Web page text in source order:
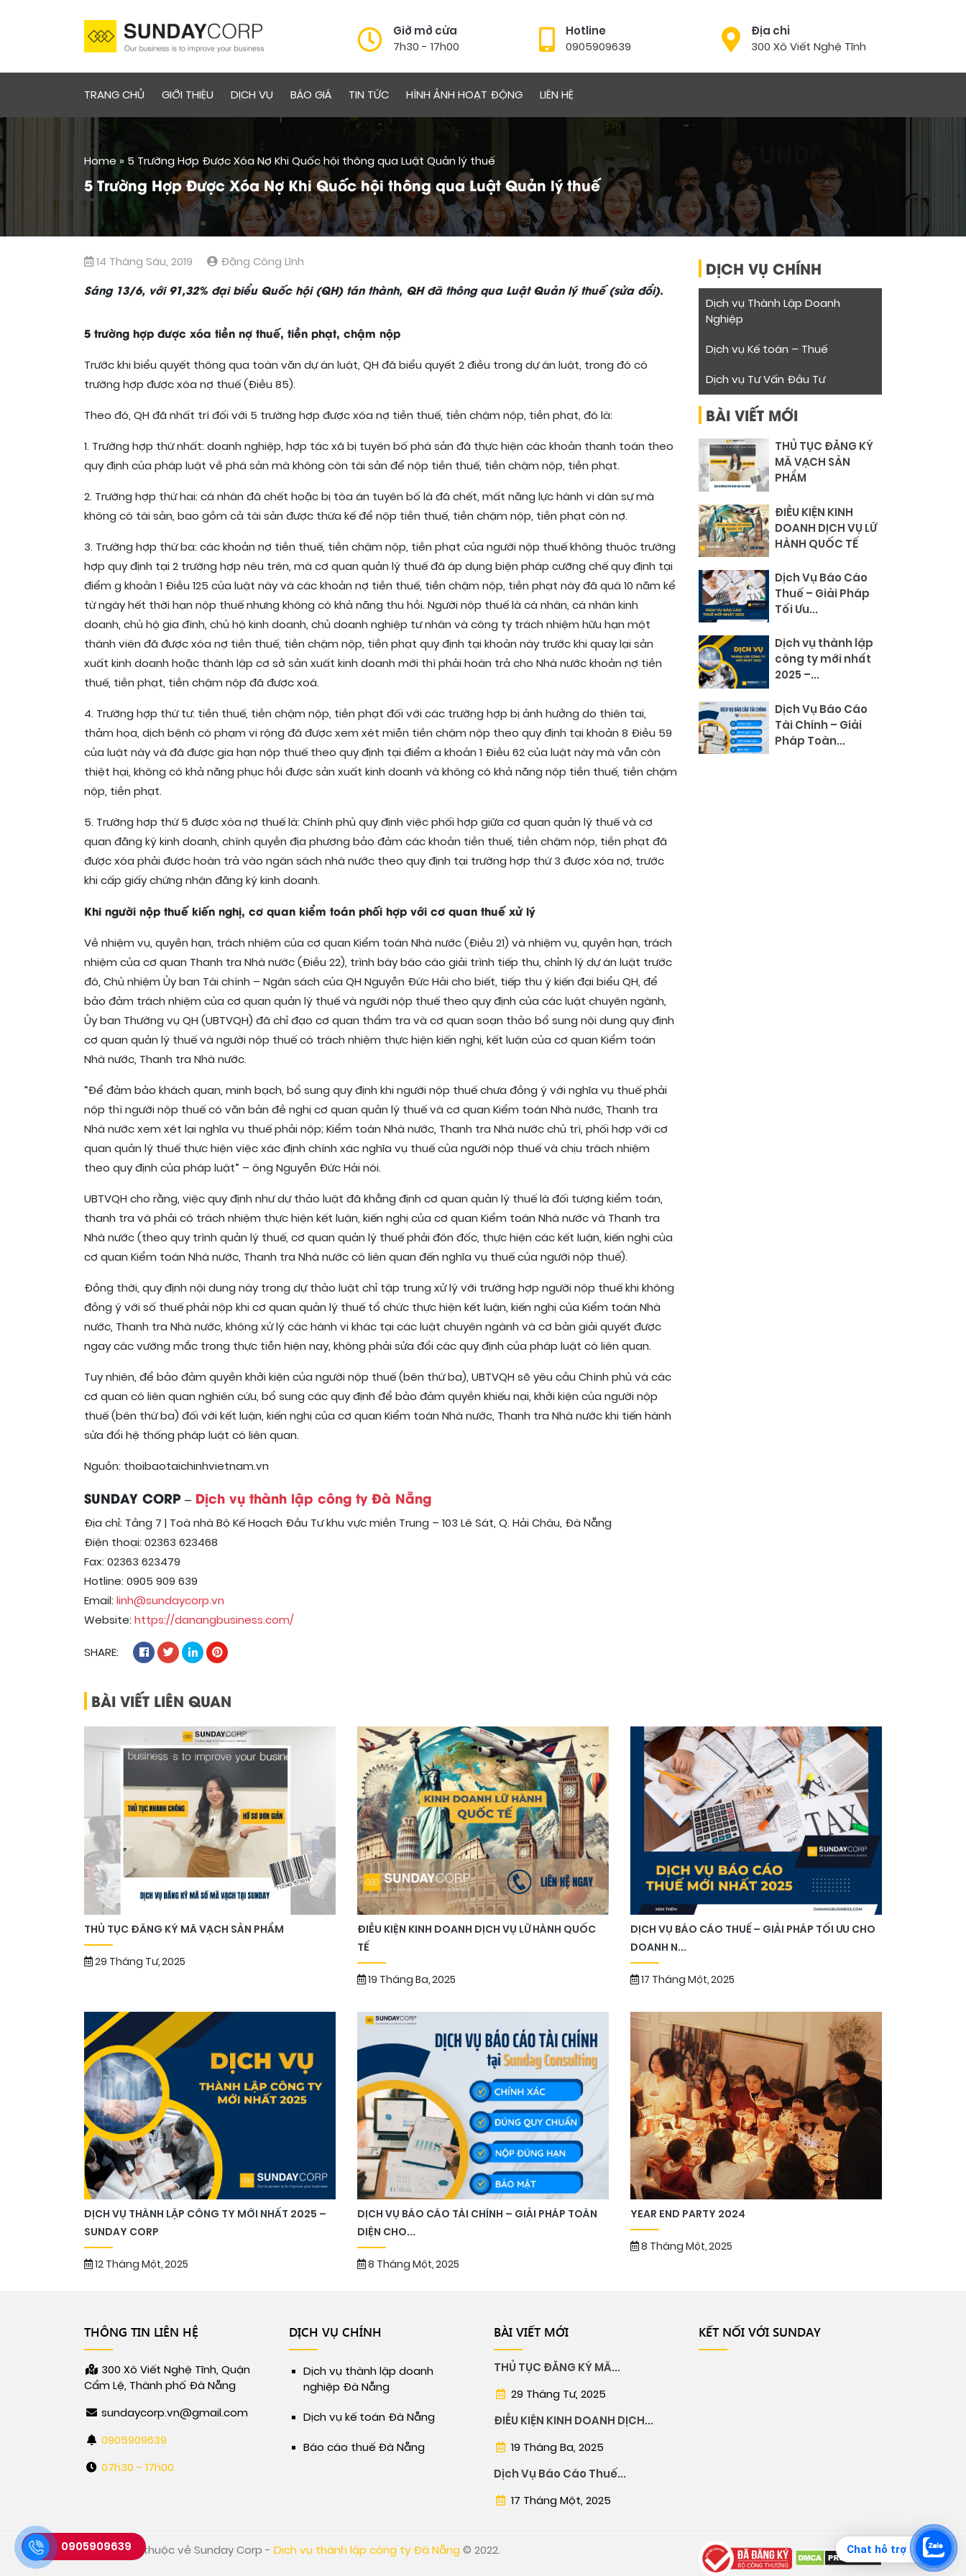
Giờ mở cửa
7h30 - 17h00
Hotline
0905909639
Địa chỉ
300 Xô Viết Nghệ Tĩnh
Chat hỗ trợ
TRANG CHỦ GIỚI THIỆU DỊCH VỤ BÁO GIÁ TIN TỨC HÌNH ẢNH HOẠT ĐỘNG LIÊN HỆ
Home » 5 Trường Hợp Được Xóa Nợ Khi Quốc hội thông qua Luật Quản lý thuế
5 Trường Hợp Được Xóa Nợ Khi Quốc hội thông qua Luật Quản lý thuế
14 Tháng Sáu, 2019 Đặng Công Lĩnh
Sáng 13/6, với 91,32% đại biểu Quốc hội (QH) tán thành, QH đã thông qua Luật Quản lý thuế (sửa đổi).
5 trường hợp được xóa tiền nợ thuế, tiền phạt, chậm nộp
Trước khi biểu quyết thông qua toàn văn dự án luật, QH đã biểu quyết 2 điều trong dự án luật, trong đó có
trường hợp được xóa nợ thuế (Điều 85).
Theo đó, QH đã nhất trí đối với 5 trường hợp được xóa nợ tiền thuế, tiền chậm nộp, tiền phạt, đó là:
1. Trường hợp thứ nhất: doanh nghiệp, hợp tác xã bị tuyên bố phá sản đã thực hiện các khoản thanh toán theo
quy định của pháp luật về phá sản mà không còn tài sản để nộp tiền thuế, tiền chậm nộp, tiền phạt.
2. Trường hợp thứ hai: cá nhân đã chết hoặc bị tòa án tuyên bố là đã chết, mất năng lực hành vi dân sự mà
không có tài sản, bao gồm cả tài sản được thừa kế để nộp tiền thuế, tiền chậm nộp, tiền phạt còn nợ.
3. Trường hợp thứ ba: các khoản nợ tiền thuế, tiền chậm nộp, tiền phạt của người nộp thuế không thuộc trường
hợp quy định tại 2 trường hợp nêu trên, mà cơ quan quản lý thuế đã áp dụng biện pháp cưỡng chế quy định tại
điểm g khoản 1 Điều 125 của luật này và các khoản nợ tiền thuế, tiền chậm nộp, tiền phạt này đã quá 10 năm kể
từ ngày hết thời hạn nộp thuế nhưng không có khả năng thu hồi. Người nộp thuế là cá nhân, cá nhân kinh
doanh, chủ hộ gia đình, chủ hộ kinh doanh, chủ doanh nghiệp tư nhân và công ty trách nhiệm hữu hạn một
thành viên đã được xóa nợ tiền thuế, tiền chậm nộp, tiền phạt quy định tại khoản này trước khi quay lại sản
xuất kinh doanh hoặc thành lập cơ sở sản xuất kinh doanh mới thì phải hoàn trả cho Nhà nước khoản nợ tiền
thuế, tiền phạt, tiền chậm nộp đã được xoá.
4. Trường hợp thứ tư: tiền thuế, tiền chậm nộp, tiền phạt đối với các trường hợp bị ảnh hưởng do thiên tai,
thảm họa, dịch bệnh có phạm vi rộng đã được xem xét miễn tiền chậm nộp theo quy định tại khoản 8 Điều 59
của luật này và đã được gia hạn nộp thuế theo quy định tại điểm a khoản 1 Điều 62 của luật này mà vẫn còn
thiệt hại, không có khả năng phục hồi được sản xuất kinh doanh và không có khả năng nộp tiền thuế, tiền chậm
nộp, tiền phạt.
5. Trường hợp thứ 5 được xóa nợ thuế là: Chính phủ quy định việc phối hợp giữa cơ quan quản lý thuế và cơ
quan đăng ký kinh doanh, chính quyền địa phương bảo đảm các khoản tiền thuế, tiền chậm nộp, tiền phạt đã
được xóa phải được hoàn trả vào ngân sách nhà nước theo quy định tại trường hợp thứ 3 được xóa nợ, trước
khi cấp giấy chứng nhận đăng ký kinh doanh.
Khi người nộp thuế kiến nghị, cơ quan kiểm toán phối hợp với cơ quan thuế xử lý
Về nhiệm vụ, quyền hạn, trách nhiệm của cơ quan Kiểm toán Nhà nước (Điều 21) và nhiệm vụ, quyền hạn, trách
nhiệm của cơ quan Thanh tra Nhà nước (Điều 22), trình bày báo cáo giải trình tiếp thu, chỉnh lý dự án luật trước
đó, Chủ nhiệm Ủy ban Tài chính – Ngân sách của QH Nguyễn Đức Hải cho biết, tiếp thu ý kiến đại biểu QH, để
bảo đảm trách nhiệm của cơ quan quản lý thuế và người nộp thuế theo quy định của các luật chuyên ngành,
Ủy ban Thường vụ QH (UBTVQH) đã chỉ đạo cơ quan thẩm tra và cơ quan soạn thảo bổ sung nội dung quy định
cơ quan quản lý thuế và người nộp thuế có trách nhiệm thực hiện kiến nghị, kết luận của cơ quan Kiểm toán
Nhà nước, Thanh tra Nhà nước.
“Để đảm bảo khách quan, minh bạch, bổ sung quy định khi người nộp thuế chưa đồng ý với nghĩa vụ thuế phải
nộp thì người nộp thuế có văn bản đề nghị cơ quan quản lý thuế và cơ quan Kiểm toán Nhà nước, Thanh tra
Nhà nước xem xét lại nghĩa vụ thuế phải nộp; Kiểm toán Nhà nước, Thanh tra Nhà nước chủ trì, phối hợp với cơ
quan quản lý thuế thực hiện việc xác định chính xác nghĩa vụ thuế của người nộp thuế và chịu trách nhiệm
theo quy định của pháp luật” – ông Nguyễn Đức Hải nói.
UBTVQH cho rằng, việc quy định như dự thảo luật đã khẳng định cơ quan quản lý thuế là đối tượng kiểm toán,
thanh tra và phải có trách nhiệm thực hiện kết luận, kiến nghị của cơ quan Kiểm toán Nhà nước và Thanh tra
Nhà nước (theo quy trình quản lý thuế, cơ quan quản lý thuế phải đôn đốc, thực hiện các kết luận, kiến nghị của
cơ quan Kiểm toán Nhà nước, Thanh tra Nhà nước có liên quan đến nghĩa vụ thuế của người nộp thuế).
Đồng thời, quy định nội dung này trong dự thảo luật chỉ tập trung xử lý với trường hợp người nộp thuế khi không
đồng ý với số thuế phải nộp khi cơ quan quản lý thuế tổ chức thực hiện kết luận, kiến nghị của Kiểm toán Nhà
nước, Thanh tra Nhà nước, không xử lý các hành vi khác tại các luật chuyên ngành và cơ bản giải quyết được
ngay các vướng mắc trong thực tiễn hiện nay, không phải sửa đổi các quy định của pháp luật có liên quan.
Tuy nhiên, để bảo đảm quyền khởi kiện của người nộp thuế (bên thứ ba), UBTVQH sẽ yêu cầu Chính phủ và các
cơ quan có liên quan nghiên cứu, bổ sung các quy định để bảo đảm quyền khiếu nại, khởi kiện của người nộp
thuế (bên thứ ba) đối với kết luận, kiến nghị của cơ quan Kiểm toán Nhà nước, Thanh tra Nhà nước khi tiến hành
sửa đổi hệ thống pháp luật có liên quan.
Nguồn: thoibaotaichinhvietnam.vn
SUNDAY CORP – Dịch vụ thành lập công ty Đà Nẵng
Địa chỉ: Tầng 7 | Toà nhà Bộ Kế Hoạch Đầu Tư khu vực miền Trung – 103 Lê Sát, Q. Hải Châu, Đà Nẵng
Điện thoại: 02363 623468
Fax: 02363 623479
Hotline: 0905 909 639
Email: linh@sundaycorp.vn
Website: https://danangbusiness.com/
SHARE:
DỊCH VỤ CHÍNH
Dịch vụ Thành Lập Doanh
Nghiệp
Dịch vụ Kế toán – Thuế
Dịch vụ Tư Vấn Đầu Tư
BÀI VIẾT MỚI
THỦ TỤC ĐĂNG KÝ
MÃ VẠCH SẢN
PHẨM
ĐIỀU KIỆN KINH
DOANH DỊCH VỤ LỮ
HÀNH QUỐC TẾ
Dịch Vụ Báo Cáo
Thuế – Giải Pháp
Tối Ưu...
Dịch vụ thành lập
công ty mới nhất
2025 –...
Dịch Vụ Báo Cáo
Tài Chính – Giải
Pháp Toàn...
BÀI VIẾT LIÊN QUAN
THỦ TỤC ĐĂNG KÝ MÃ VẠCH SẢN PHẨM
29 Tháng Tư, 2025
ĐIỀU KIỆN KINH DOANH DỊCH VỤ LỮ HÀNH QUỐC
TẾ
19 Tháng Ba, 2025
DỊCH VỤ BÁO CÁO THUẾ – GIẢI PHÁP TỐI ƯU CHO
DOANH N...
17 Tháng Một, 2025
DỊCH VỤ THÀNH LẬP CÔNG TY MỚI NHẤT 2025 –
SUNDAY CORP
12 Tháng Một, 2025
DỊCH VỤ BÁO CÁO TÀI CHÍNH – GIẢI PHÁP TOÀN
DIỆN CHO...
8 Tháng Một, 2025
YEAR END PARTY 2024
8 Tháng Một, 2025
THÔNG TIN LIÊN HỆ
300 Xô Viết Nghệ Tĩnh, Quận
Cẩm Lệ, Thành phố Đà Nẵng
sundaycorp.vn@gmail.com
0905909639
07h30 - 17h00
DỊCH VỤ CHÍNH
Dịch vụ thành lập doanh
nghiệp Đà Nẵng
Dịch vụ kế toán Đà Nẵng
Báo cáo thuế Đà Nẵng
BÀI VIẾT MỚI
THỦ TỤC ĐĂNG KÝ MÃ...
29 Tháng Tư, 2025
ĐIỀU KIỆN KINH DOANH DỊCH...
19 Tháng Ba, 2025
Dịch Vụ Báo Cáo Thuế...
17 Tháng Một, 2025
KẾT NỐI VỚI SUNDAY
Bản quyền thuộc về Sunday Corp - Dịch vụ thành lập công ty Đà Nẵng © 2022.
0905909639